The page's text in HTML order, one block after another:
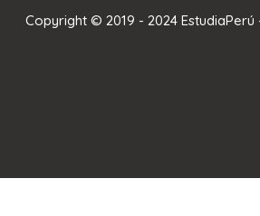
Copyright © 2019 - 2024